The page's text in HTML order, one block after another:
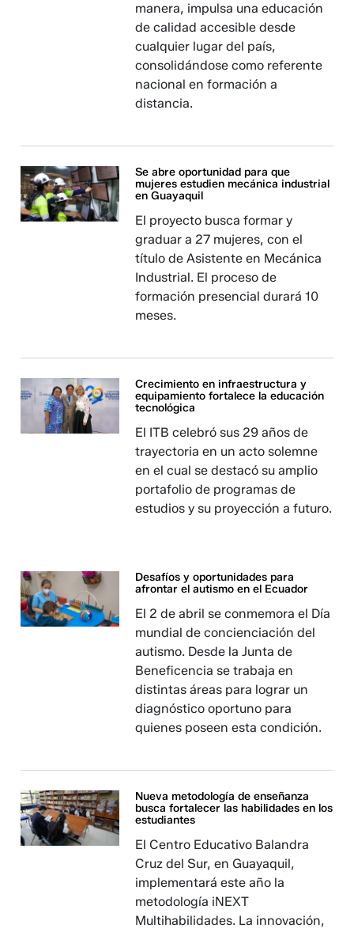
manera, impulsa una educación
de calidad accesible desde
cualquier lugar del país,
consolidándose como referente
nacional en formación a
distancia.
Se abre oportunidad para que
mujeres estudien mecánica industrial
en Guayaquil
El proyecto busca formar y
graduar a 27 mujeres, con el
título de Asistente en Mecánica
Industrial. El proceso de
formación presencial durará 10
meses.
Crecimiento en infraestructura y
equipamiento fortalece la educación
tecnológica
El ITB celebró sus 29 años de
trayectoria en un acto solemne
en el cual se destacó su amplio
portafolio de programas de
estudios y su proyección a futuro.
Desafíos y oportunidades para
afrontar el autismo en el Ecuador
El 2 de abril se conmemora el Día
mundial de concienciación del
autismo. Desde la Junta de
Beneficencia se trabaja en
distintas áreas para lograr un
diagnóstico oportuno para
quienes poseen esta condición.
Nueva metodología de enseñanza
busca fortalecer las habilidades en los
estudiantes
El Centro Educativo Balandra
Cruz del Sur, en Guayaquil,
implementará este año la
metodología iNEXT
Multihabilidades. La innovación,